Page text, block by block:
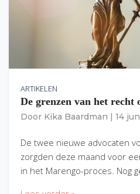
ARTIKELEN
De grenzen van het recht
Door Kika Baardman 14
De twee nieuwe advocaten
zorgden deze maand voor
in het Marengo-proces. Nog